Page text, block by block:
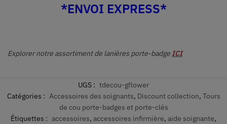
*ENVOI EXPRESS*
Explorer notre assortiment de lanières porte-badge ICI
UGS : tdecou-gflower
Catégories : Accessoires des soignants, Discount collection, Tours
de cou porte-badges et porte-clés
Étiquettes : accessoires, accessoires infirmière, aide soignante,